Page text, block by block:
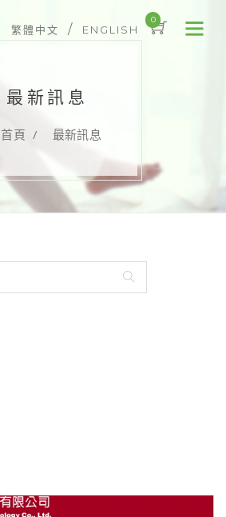
繁體中文 / ENGLISH
0
最新訊息
首頁 最新訊息